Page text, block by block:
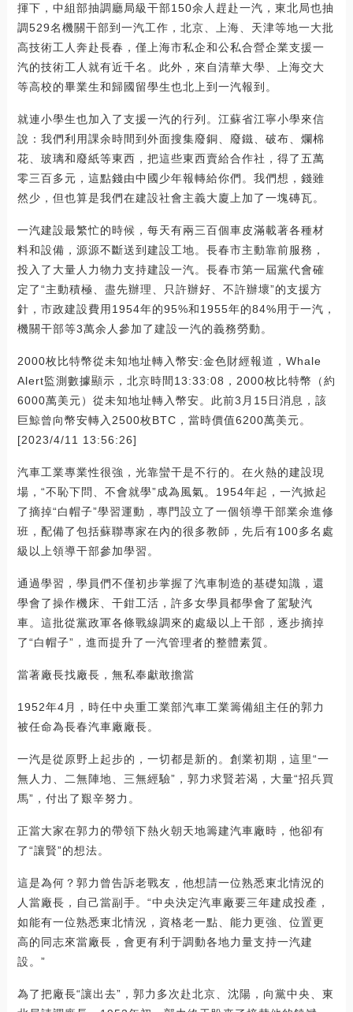
揮下，中組部抽調廳局級干部150余人趕赴一汽，東北局也抽
調529名機關干部到一汽工作，北京、上海、天津等地一大批
高技術工人奔赴長春，僅上海市私企和公私合營企業支援一
汽的技術工人就有近千名。此外，來自清華大學、上海交大
等高校的畢業生和歸國留學生也北上到一汽報到。
就連小學生也加入了支援一汽的行列。江蘇省江寧小學來信
說：我們利用課余時間到外面搜集廢銅、廢鐵、破布、爛棉
花、玻璃和廢紙等東西，把這些東西賣給合作社，得了五萬
零三百多元，這點錢由中國少年報轉給你們。我們想，錢雖
然少，但也算是我們在建設社會主義大廈上加了一塊磚瓦。
一汽建設最繁忙的時候，每天有兩三百個車皮滿載著各種材
料和設備，源源不斷送到建設工地。長春市主動靠前服務，
投入了大量人力物力支持建設一汽。長春市第一屆黨代會確
定了“主動積極、盡先辦理、只許辦好、不許辦壞”的支援方
針，市政建設費用1954年的95%和1955年的84%用于一汽，
機關干部等3萬余人參加了建設一汽的義務勞動。
2000枚比特幣從未知地址轉入幣安:金色財經報道，Whale
Alert監測數據顯示，北京時間13:33:08，2000枚比特幣（約
6000萬美元）從未知地址轉入幣安。此前3月15日消息，該
巨鯨曾向幣安轉入2500枚BTC，當時價值6200萬美元。
[2023/4/11 13:56:26]
汽車工業專業性很強，光靠蠻干是不行的。在火熱的建設現
場，“不恥下問、不會就學”成為風氣。1954年起，一汽掀起
了摘掉“白帽子”學習運動，專門設立了一個領導干部業余進修
班，配備了包括蘇聯專家在內的很多教師，先后有100多名處
級以上領導干部參加學習。
通過學習，學員們不僅初步掌握了汽車制造的基礎知識，還
學會了操作機床、干鉗工活，許多女學員都學會了駕駛汽
車。這批從黨政軍各條戰線調來的處級以上干部，逐步摘掉
了“白帽子”，進而提升了一汽管理者的整體素質。
當著廠長找廠長，無私奉獻敢擔當
1952年4月，時任中央重工業部汽車工業籌備組主任的郭力
被任命為長春汽車廠廠長。
一汽是從原野上起步的，一切都是新的。創業初期，這里“一
無人力、二無陣地、三無經驗”，郭力求賢若渴，大量“招兵買
馬”，付出了艱辛努力。
正當大家在郭力的帶領下熱火朝天地籌建汽車廠時，他卻有
了“讓賢”的想法。
這是為何？郭力曾告訴老戰友，他想請一位熟悉東北情況的
人當廠長，自己當副手。“中央決定汽車廠要三年建成投產，
如能有一位熟悉東北情況，資格老一點、能力更強、位置更
高的同志來當廠長，會更有利于調動各地力量支持一汽建
設。”
為了把廠長“讓出去”，郭力多次赴北京、沈陽，向黨中央、東